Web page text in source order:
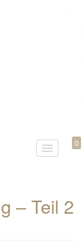
T
l
0
– Teil 2